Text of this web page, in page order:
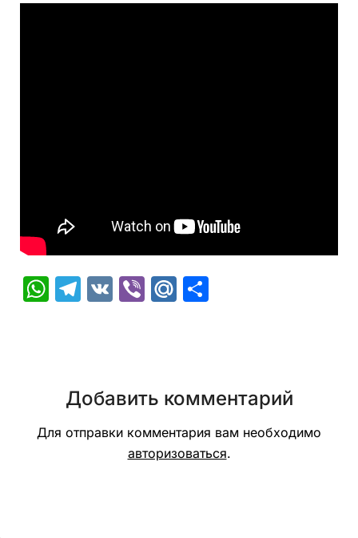
WhatsApp
Telegram
VK ViberMail.Ru
Добавить комментарий
Для отправки комментария вам необходимо
авторизоваться.